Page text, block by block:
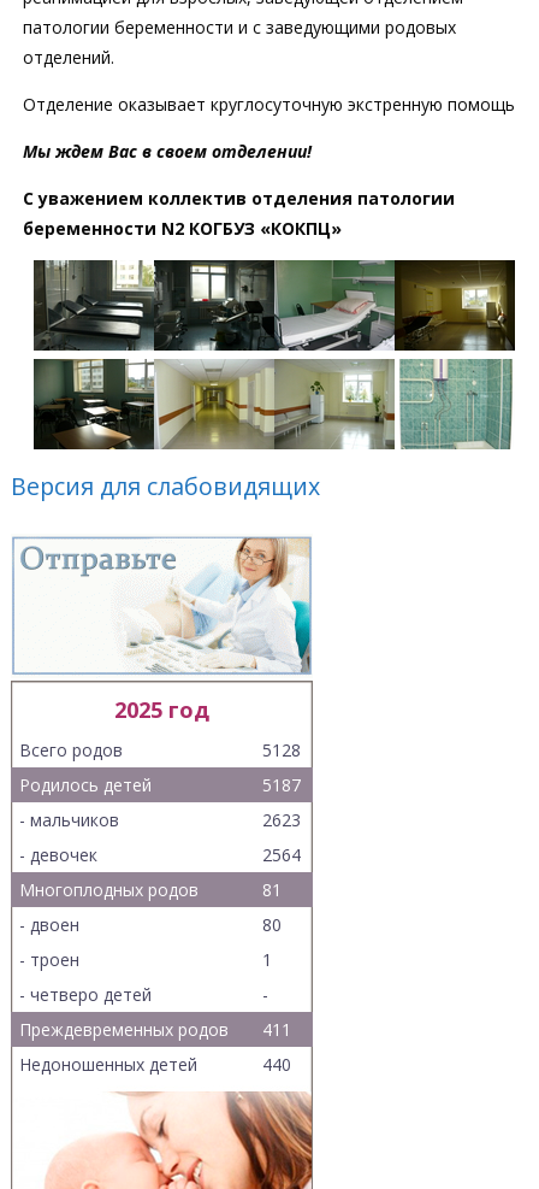
патологии беременности и с заведующими родовых
отделений.
Отделение оказывает круглосуточную экстренную помощь
Мы ждем Вас в своем отделении!
С уважением коллектив отделения патологии
беременности N2 КОГБУЗ «КОКПЦ»
Версия для слабовидящих
2025 год
Всего родов
5128
Родилось детей
5187
- мальчиков
2623
- девочек
2564
Многоплодных родов
81
- двоен
80
- троен
1
- четверо детей
-
Преждевременных родов
411
Недоношенных детей
440